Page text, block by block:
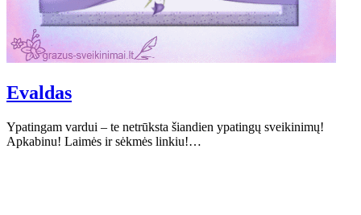
Evaldas
Ypatingam vardui – te netrūksta šiandien ypatingų sveikinimų!
Apkabinu! Laimės ir sėkmės linkiu!…